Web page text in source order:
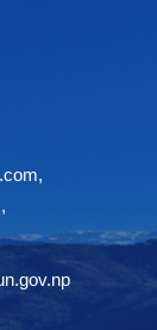
,
,